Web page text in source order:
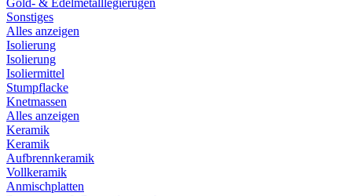
Gold- & Edelmetalllegierugen
Sonstiges
Alles anzeigen
Isolierung
Isolierung
Isoliermittel
Stumpflacke
Knetmassen
Alles anzeigen
Keramik
Keramik
Aufbrennkeramik
Vollkeramik
Anmischplatten